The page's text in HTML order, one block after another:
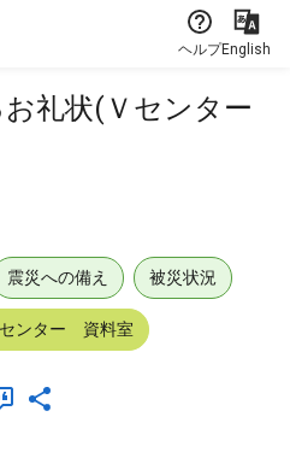
ヘルプEnglish
礼状(Ｖセンター
震災への備え 被災状況
ンター 資料室